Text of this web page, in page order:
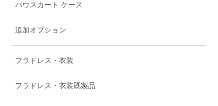
パウスカート ケース
追加オプション
フラドレス・衣装
フラドレス・衣装既製品